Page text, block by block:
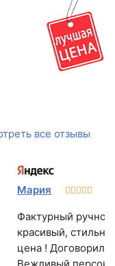
все отзывы
Мария
Фактурный
красивый,
цена !